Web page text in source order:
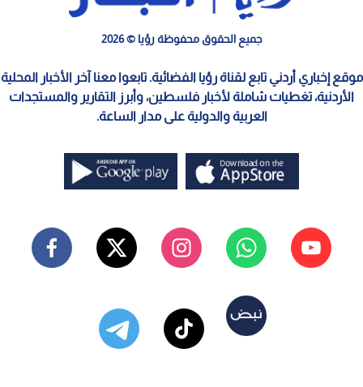
جميع الحقوق محفوظة رؤيا © 2026
موقع إخباري أردني تابع لقناة رؤيا الفضائية. تابعوا معنا آخر الأخبار المحلية
الأردنية، تغطيات شاملة لأخبار فلسطين، وأبرز التقارير والمستجدات
العربية والدولية على مدار الساعة.